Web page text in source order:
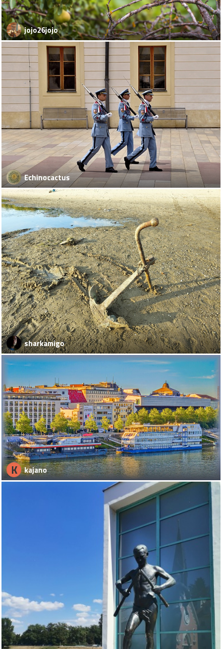
jojo26jojo
Echinocactus
sharkamigo
K kajano